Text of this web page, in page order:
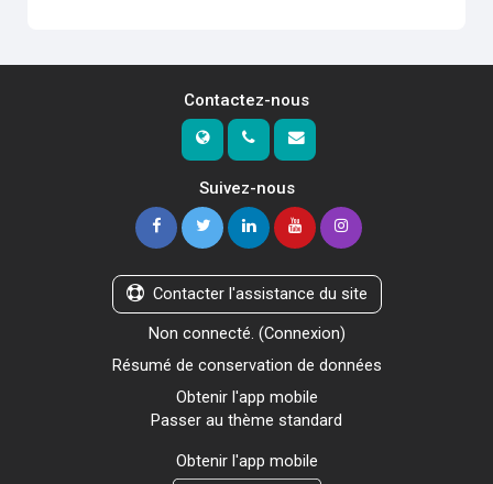
Contactez-nous
Suivez-nous
Contacter l'assistance du site
Non connecté. (Connexion)
Résumé de conservation de données
Obtenir l'app mobile
Passer au thème standard
Obtenir l'app mobile